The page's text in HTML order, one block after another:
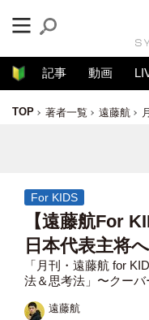
記事 動画
TOP 著者一覧 遠藤航
For KIDS
【遠藤航For
日本代表主将
「月刊・遠藤航 for
法＆思考法」〜クーバ
遠藤航